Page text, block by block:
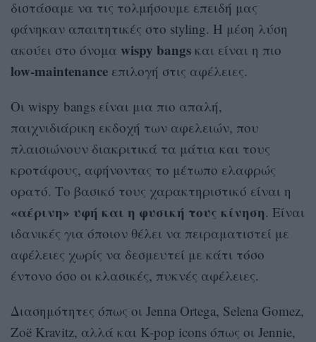
διστάσαμε να τις τολμήσουμε επειδή μας
φάνηκαν απαιτητικές στο styling. Η μέση λύση
ακούει στο όνομα wispy bangs και είναι η πιο
low-maintenance επιλογή στις αφέλειες.
Οι wispy bangs είναι μια πιο απαλή,
παιχνιδιάρικη εκδοχή των αφελειών, που
πλαισιώνουν διακριτικά τα μάτια και τους
κροτάφους, αφήνοντας το μέτωπο ελαφρώς
ορατό. Το βασικό τους χαρακτηριστικό είναι η
«αέρινη» υφή και η φυσική τους κίνηση. Είναι
ιδανικές για όποιον θέλει να πειραματιστεί με
αφέλειες χωρίς να δεσμευτεί με κάτι τόσο
έντονο όσο οι κλασικές, πυκνές αφέλειες.
Διασημότητες όπως οι Jenna Ortega, Selena Gomez,
Zoë Kravitz, αλλά και K-pop icons όπως οι Jennie,